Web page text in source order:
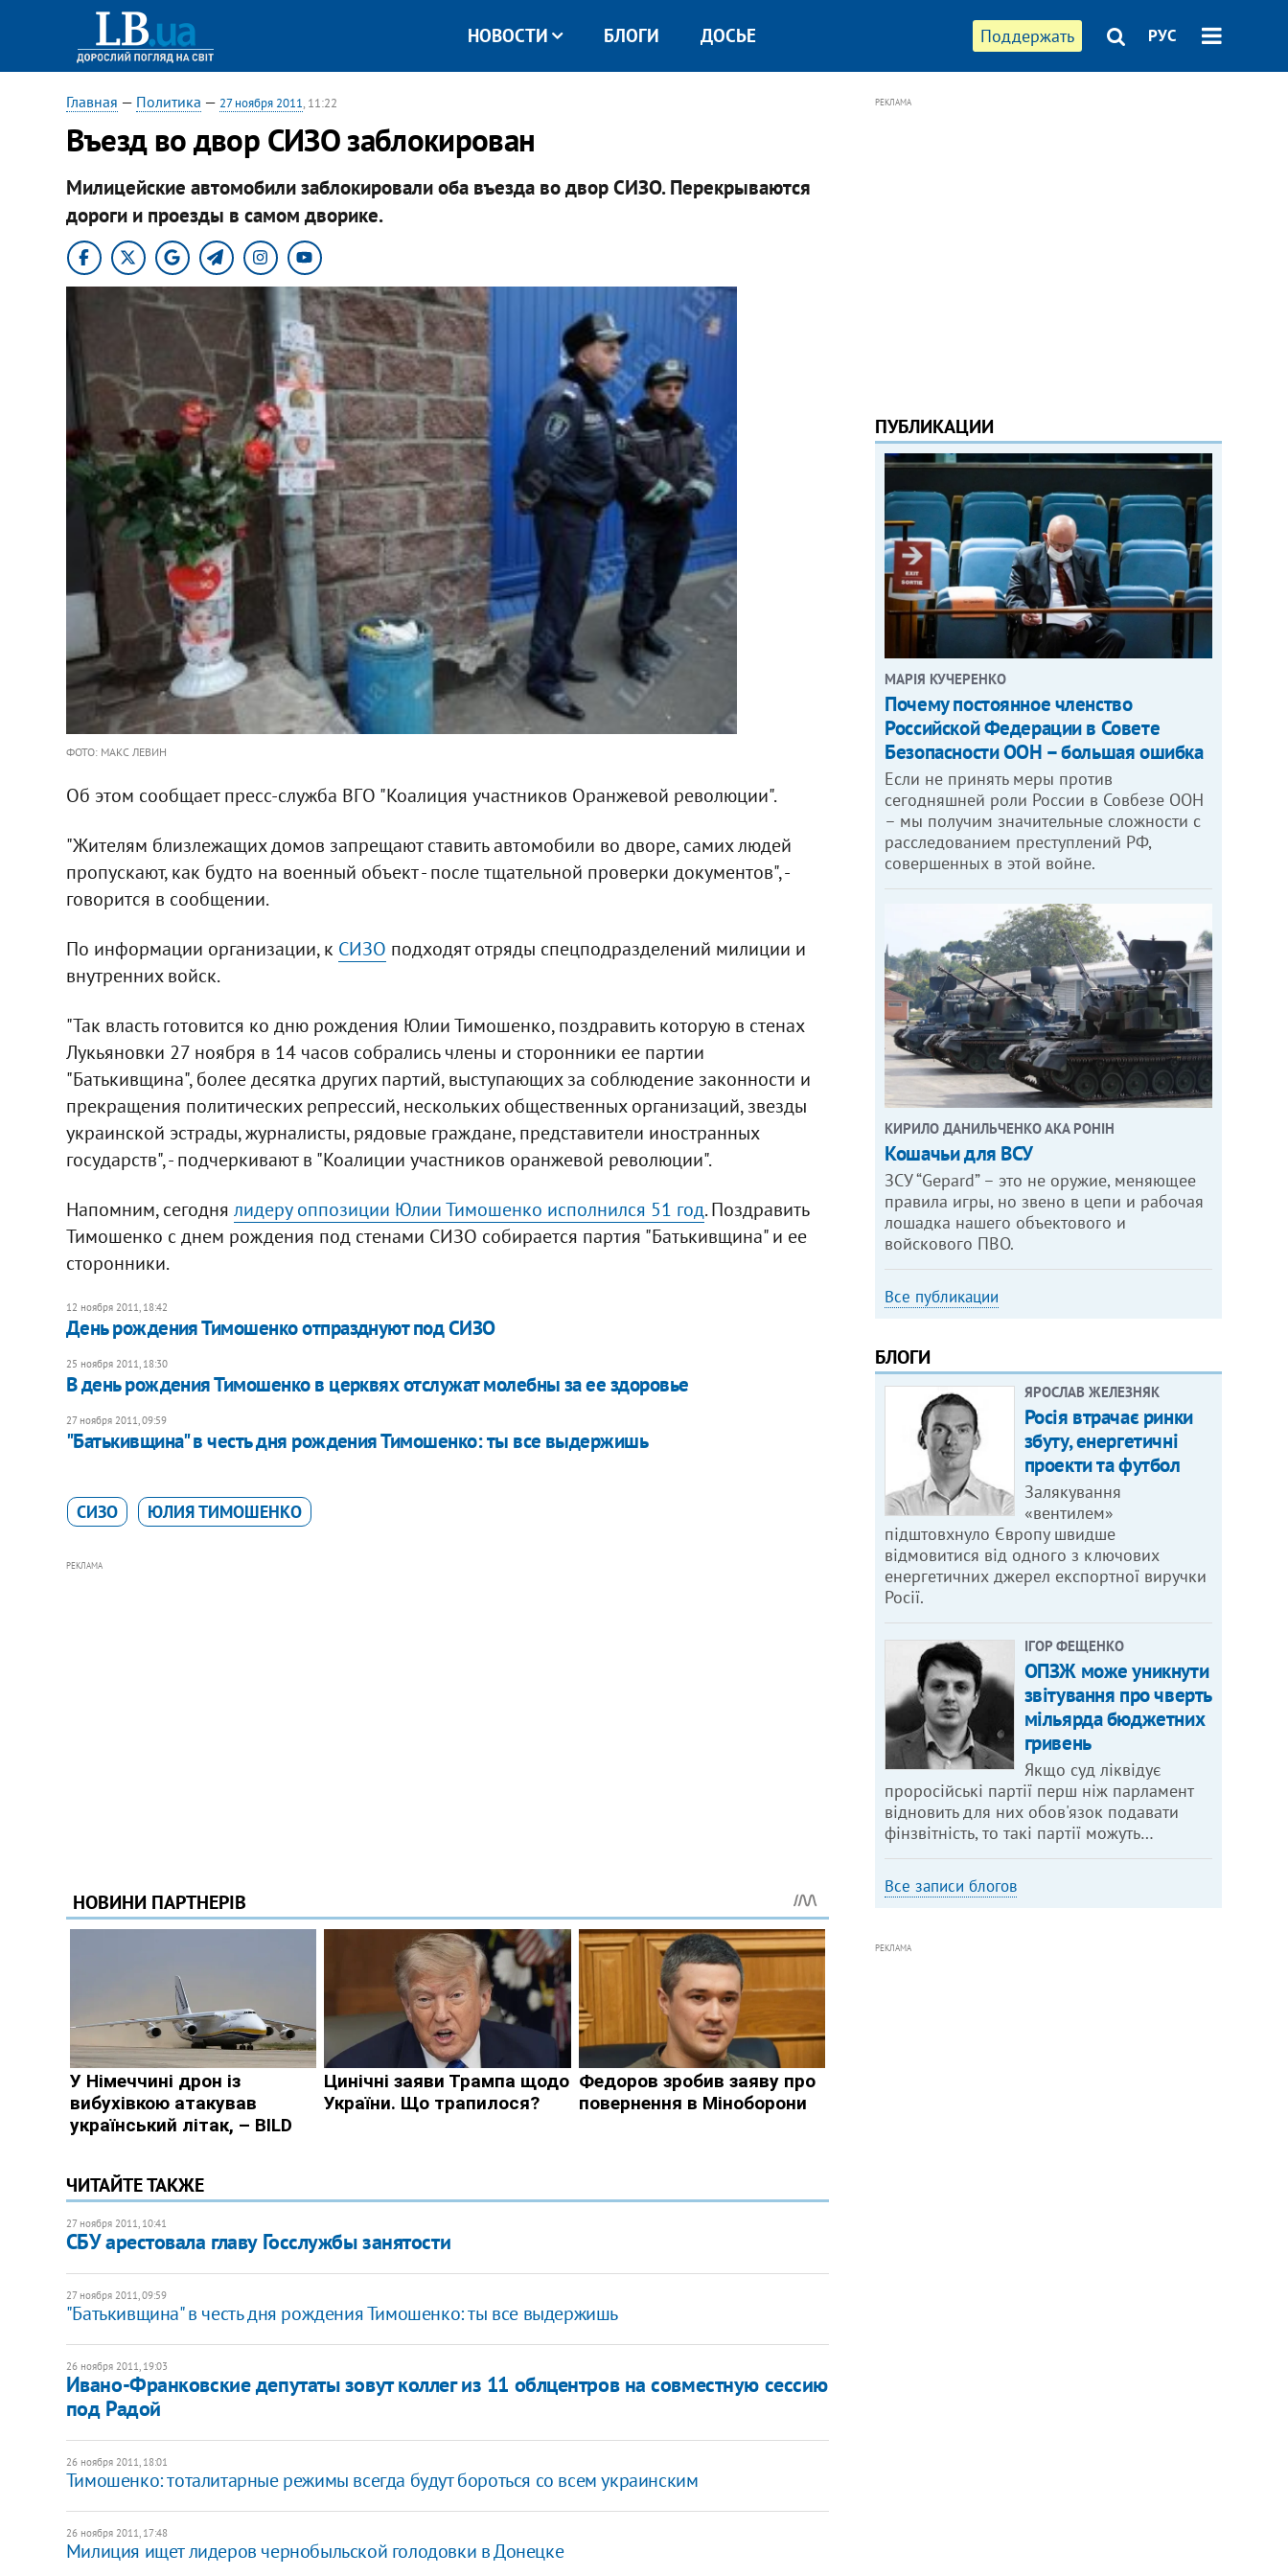
Поддержать РУС
НОВОСТИ БЛОГИ ДОСЬЕ
Главная — Политика — 27 ноября 2011, 11:22
Въезд во двор СИЗО заблокирован
Милицейские автомобили заблокировали оба въезда во двор СИЗО. Перекрываются
дороги и проезды в самом дворике.
ФОТО: МАКС ЛЕВИН
Об этом сообщает пресс-служба ВГО "Коалиция участников Оранжевой революции".
"Жителям близлежащих домов запрещают ставить автомобили во дворе, самих людей
пропускают, как будто на военный объект - после тщательной проверки документов", -
говорится в сообщении.
По информации организации, к СИЗО подходят отряды спецподразделений милиции и
внутренних войск.
"Так власть готовится ко дню рождения Юлии Тимошенко, поздравить которую в стенах
Лукьяновки 27 ноября в 14 часов собрались члены и сторонники ее партии
"Батькивщина", более десятка других партий, выступающих за соблюдение законности и
прекращения политических репрессий, нескольких общественных организаций, звезды
украинской эстрады, журналисты, рядовые граждане, представители иностранных
государств", - подчеркивают в "Коалиции участников оранжевой революции".
Напомним, сегодня лидеру оппозиции Юлии Тимошенко исполнился 51 год. Поздравить
Тимошенко с днем рождения под стенами СИЗО собирается партия "Батькивщина" и ее
сторонники.
12 ноября 2011, 18:42
День рождения Тимошенко отпразднуют под СИЗО
25 ноября 2011, 18:30
В день рождения Тимошенко в церквях отслужат молебны за ее здоровье
27 ноября 2011, 09:59
"Батькивщина" в честь дня рождения Тимошенко: ты все выдержишь
СИЗО ЮЛИЯ ТИМОШЕНКО
РЕКЛАМА
ЧИТАЙТЕ ТАКЖЕ
27 ноября 2011, 10:41
СБУ арестовала главу Госслужбы занятости
27 ноября 2011, 09:59
"Батькивщина" в честь дня рождения Тимошенко: ты все выдержишь
26 ноября 2011, 19:03
Ивано-Франковские депутаты зовут коллег из 11 облцентров на совместную сессию
под Радой
26 ноября 2011, 18:01
Тимошенко: тоталитарные режимы всегда будут бороться со всем украинским
26 ноября 2011, 17:48
Милиция ищет лидеров чернобыльской голодовки в Донецке
РЕКЛАМА
ПУБЛИКАЦИИ
МАРІЯ КУЧЕРЕНКО
​Почему постоянное членство
Российской Федерации в Совете
Безопасности ООН – большая ошибка
Если не принять меры против
сегодняшней роли России в Совбезе ООН
– мы получим значительные сложности с
расследованием преступлений РФ,
совершенных в этой войне.
КИРИЛО ДАНИЛЬЧЕНКО АКА РОНІН
Кошачьи для ВСУ
ЗСУ “Gepard” – это не оружие, меняющее
правила игры, но звено в цепи и рабочая
лошадка нашего объектового и
войскового ПВО.
Все публикации
БЛОГИ
ЯРОСЛАВ ЖЕЛЕЗНЯК
Росія втрачає ринки
збуту, енергетичні
проекти та футбол
Залякування
«вентилем»
підштовхнуло Європу швидше
відмовитися від одного з ключових
енергетичних джерел експортної виручки
Росії.
ІГОР ФЕЩЕНКО
ОПЗЖ може уникнути
звітування про чверть
мільярда бюджетних
гривень
Якщо суд ліквідує
проросійські партії перш ніж парламент
відновить для них обов'язок подавати
фінзвітність, то такі партії можуть…
Все записи блогов
РЕКЛАМА